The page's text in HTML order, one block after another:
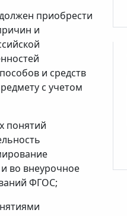
приобрести
и
и средств
с учетом
понятий
во внеурочное
ФГОС;